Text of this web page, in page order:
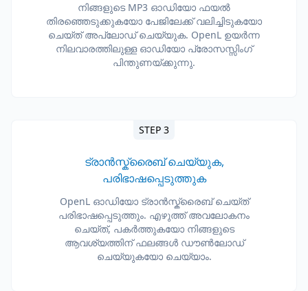
നിങ്ങളുടെ MP3 ഓഡിയോ ഫയൽ
തിരഞ്ഞെടുക്കുകയോ പേജിലേക്ക് വലിച്ചിടുകയോ
ചെയ്ത് അപ്‌ലോഡ് ചെയ്യുക. OpenL ഉയർന്ന
നിലവാരത്തിലുള്ള ഓഡിയോ പ്രോസസ്സിംഗ്
പിന്തുണയ്ക്കുന്നു.
STEP 3
ട്രാൻസ്ക്രൈബ് ചെയ്യുക,
പരിഭാഷപ്പെടുത്തുക
OpenL ഓഡിയോ ട്രാൻസ്ക്രൈബ് ചെയ്ത്
പരിഭാഷപ്പെടുത്തും. എഴുത്ത് അവലോകനം
ചെയ്ത്, പകർത്തുകയോ നിങ്ങളുടെ
ആവശ്യത്തിന് ഫലങ്ങൾ ഡൗൺലോഡ്
ചെയ്യുകയോ ചെയ്യാം.